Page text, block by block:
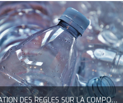
CLARIFICATION DES RÈGLES SUR LA COMPOSITION DES BOUTEILLES PLASTIQUES